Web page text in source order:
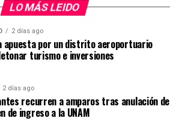
LO MÁS LEIDO
2 días ago
apuesta por un distrito aeroportuario
turismo e inversiones
2 días ago
recurren a amparos tras anulación de
de ingreso a la UNAM